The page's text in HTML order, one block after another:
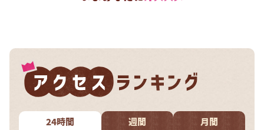
24時間 週間 月間